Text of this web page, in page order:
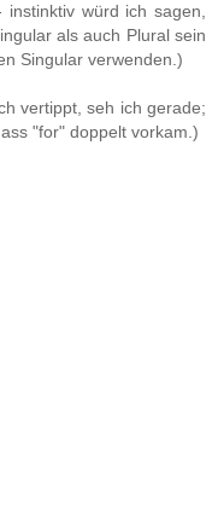
würd ich sagen,
als auch Plural sein
Singular verwenden.)
vertippt, seh ich gerade;
"for" doppelt vorkam.)